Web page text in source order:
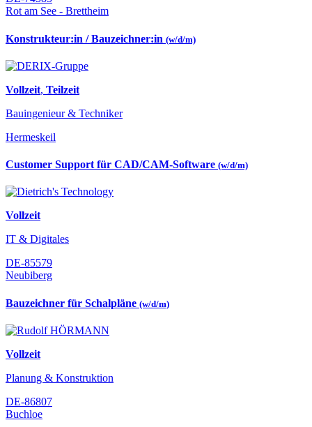
Rot am See - Brettheim
Konstrukteur:in / Bauzeichner:in (w/d/m)
Vollzeit, Teilzeit
Bauingenieur & Techniker
Hermeskeil
Customer Support für CAD/CAM-Software (w/d/m)
Vollzeit
IT & Digitales
DE-85579
Neubiberg
Bauzeichner für Schalpläne (w/d/m)
Vollzeit
Planung & Konstruktion
DE-86807
Buchloe